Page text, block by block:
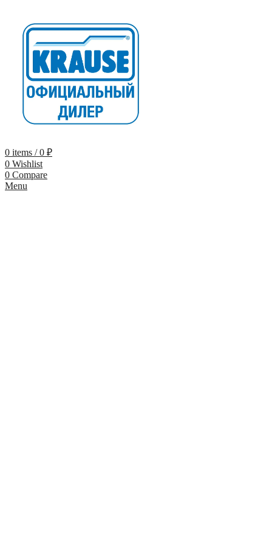
0 items / 0 ₽
0 Wishlist
0 Compare
Menu